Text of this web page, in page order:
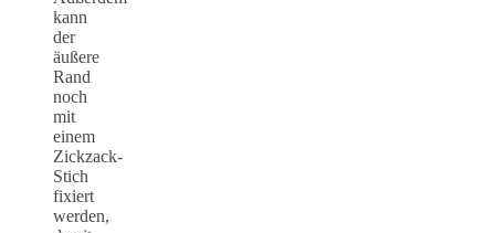
kann
der
äußere
Rand
noch
mit
einem
Zickzack-
Stich
fixiert
werden,